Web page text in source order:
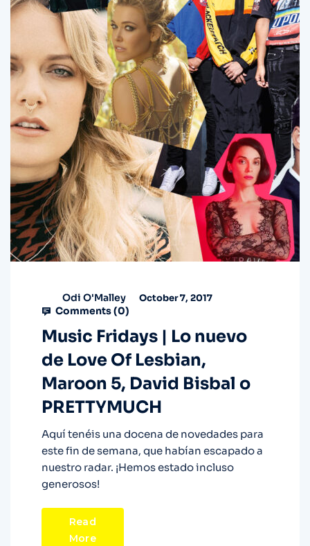
Odi O'Malley October 7, 2017
Comments (0)
Music Fridays | Lo nuevo
de Love Of Lesbian,
Maroon 5, David Bisbal o
PRETTYMUCH
Aquí tenéis una docena de novedades para
este fin de semana, que habían escapado a
nuestro radar. ¡Hemos estado incluso
generosos!
Read
More